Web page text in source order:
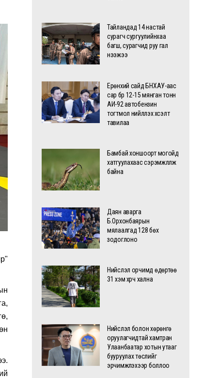
Тайландад 14 настай
сурагч сургуулийнхаа
багш, сурагчид руу гал
нээжээ
Ерөнхий сайд БНХАУ-аас
сар бүр 12-15 мянган тонн
АИ-92 автобензин
тогтмол нийлүүлэх хүсэлт
тавилаа
Бамбай хоншоорт могойд
хатгуулахаас сэрэмжлүүлж
байна
Даян аварга
Б.Орхонбаярын
мялаалгад 128 бөх
зодоглоно
Нийслэл орчимд өдөртөө
31 хэм хүрч хална
Нийслэл болон хөрөнгө
оруулагчидтай хамтран
Улаанбаатар хотын утааг
бууруулах төслийг
эрчимжүүлэхээр боллоо